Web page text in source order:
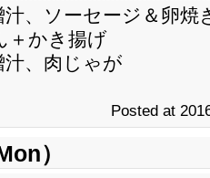
、ソーセージ＆卵焼
＋かき揚げ
汁、肉じゃが
Posted at
）